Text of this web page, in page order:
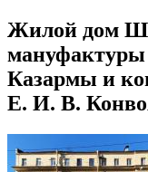
Жилой дом
Казармы и
Е. И. В.